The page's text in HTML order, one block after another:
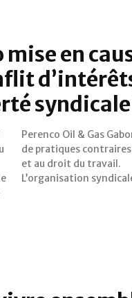
mise en
syndicale
L’organisation